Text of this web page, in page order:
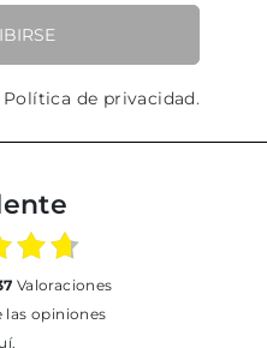
Política de privacidad.
Valoraciones